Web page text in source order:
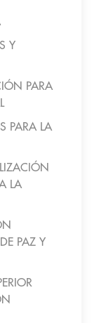
Y
PARA
PARA LA
LA
PAZ Y